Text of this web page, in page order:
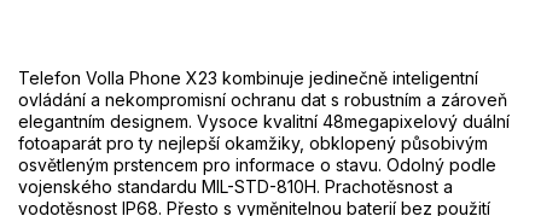
Telefon Volla Phone X23 kombinuje jedinečně inteligentní
ovládání a nekompromisní ochranu dat s robustním a zároveň
elegantním designem. Vysoce kvalitní 48megapixelový duální
fotoaparát pro ty nejlepší okamžiky, obklopený působivým
osvětleným prstencem pro informace o stavu. Odolný podle
vojenského standardu MIL-STD-810H. Prachotěsnost a
vodotěsnost IP68. Přesto s vyměnitelnou baterií bez použití